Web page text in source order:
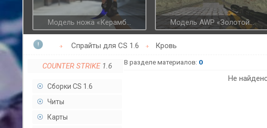
Модель ножа «Керамб... Модель AWP «Золотой...
Спрайты для CS 1.6 Кровь
COUNTER STRIKE1.6
Сборки CS 1.6
Читы
Карты
В разделе материалов: 0
Не